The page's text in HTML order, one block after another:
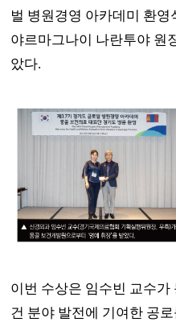
벌 병원경영 아카데미 환영
야르마그나이 나란투야 원
았다.
이번 수상은 임수빈 교수가
건 분야 발전에 기여한 공